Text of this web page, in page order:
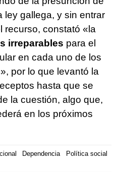
ley gallega, y sin entrar
recurso, constató «la
irreparables para el
en cada uno de los
por lo que levantó la
hasta que se
la cuestión, algo que,
en los próximos
Dependencia
Política social